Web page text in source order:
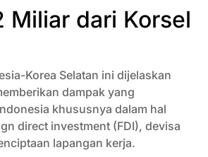
Miliar dari Korsel
Korea Selatan ini dijelaskan
dampak yang
khususnya dalam hal
direct investment (FDI), devisa
lapangan kerja.